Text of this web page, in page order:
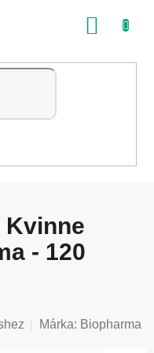
Kvinne
- 120
Márka: Biopharma